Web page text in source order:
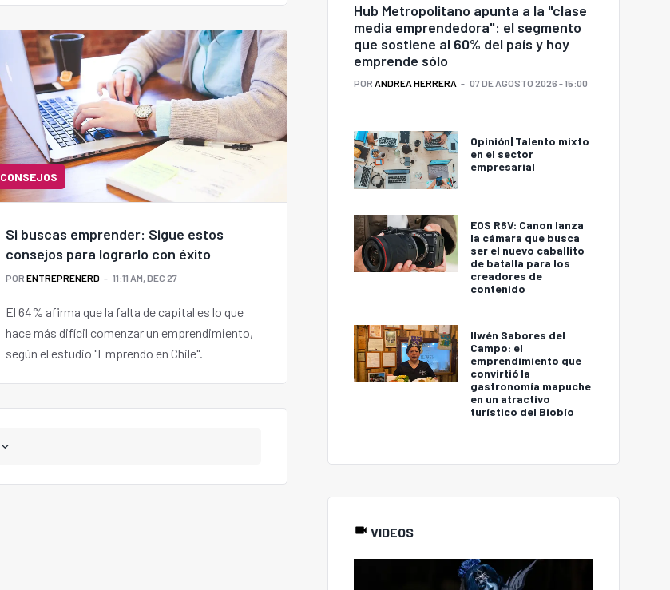
CONSEJOS
Si buscas emprender: Sigue estos
consejos para lograrlo con éxito
POR ENTREPRENERD 11:11 AM, DEC 27
El 64% afirma que la falta de capital es lo que
hace más difícil comenzar un emprendimiento,
según el estudio "Emprendo en Chile".
Hub Metropolitano apunta a la "clase
media emprendedora": el segmento
que sostiene al 60% del país y hoy
emprende sólo
POR ANDREA HERRERA 07 DE AGOSTO 2026 - 15:00
Opinión| Talento mixto
en el sector
empresarial
EOS R6V: Canon lanza
la cámara que busca
ser el nuevo caballito
de batalla para los
creadores de
contenido
Ilwén Sabores del
Campo: el
emprendimiento que
convirtió la
gastronomía mapuche
en un atractivo
turístico del Biobío
VIDEOS